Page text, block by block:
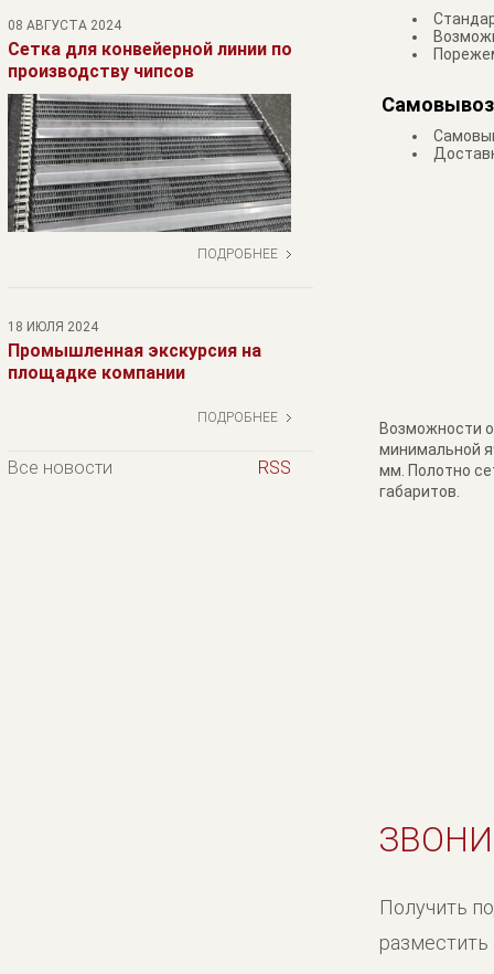
08 АВГУСТА 2024
Сетка для конвейерной линии по
производству чипсов
ПОДРОБНЕЕ
18 ИЮЛЯ 2024
Промышленная экскурсия на
площадке компании
ПОДРОБНЕЕ
Все новости RSS
Возможности
минимальной
мм. Полотно
габаритов.
Получить